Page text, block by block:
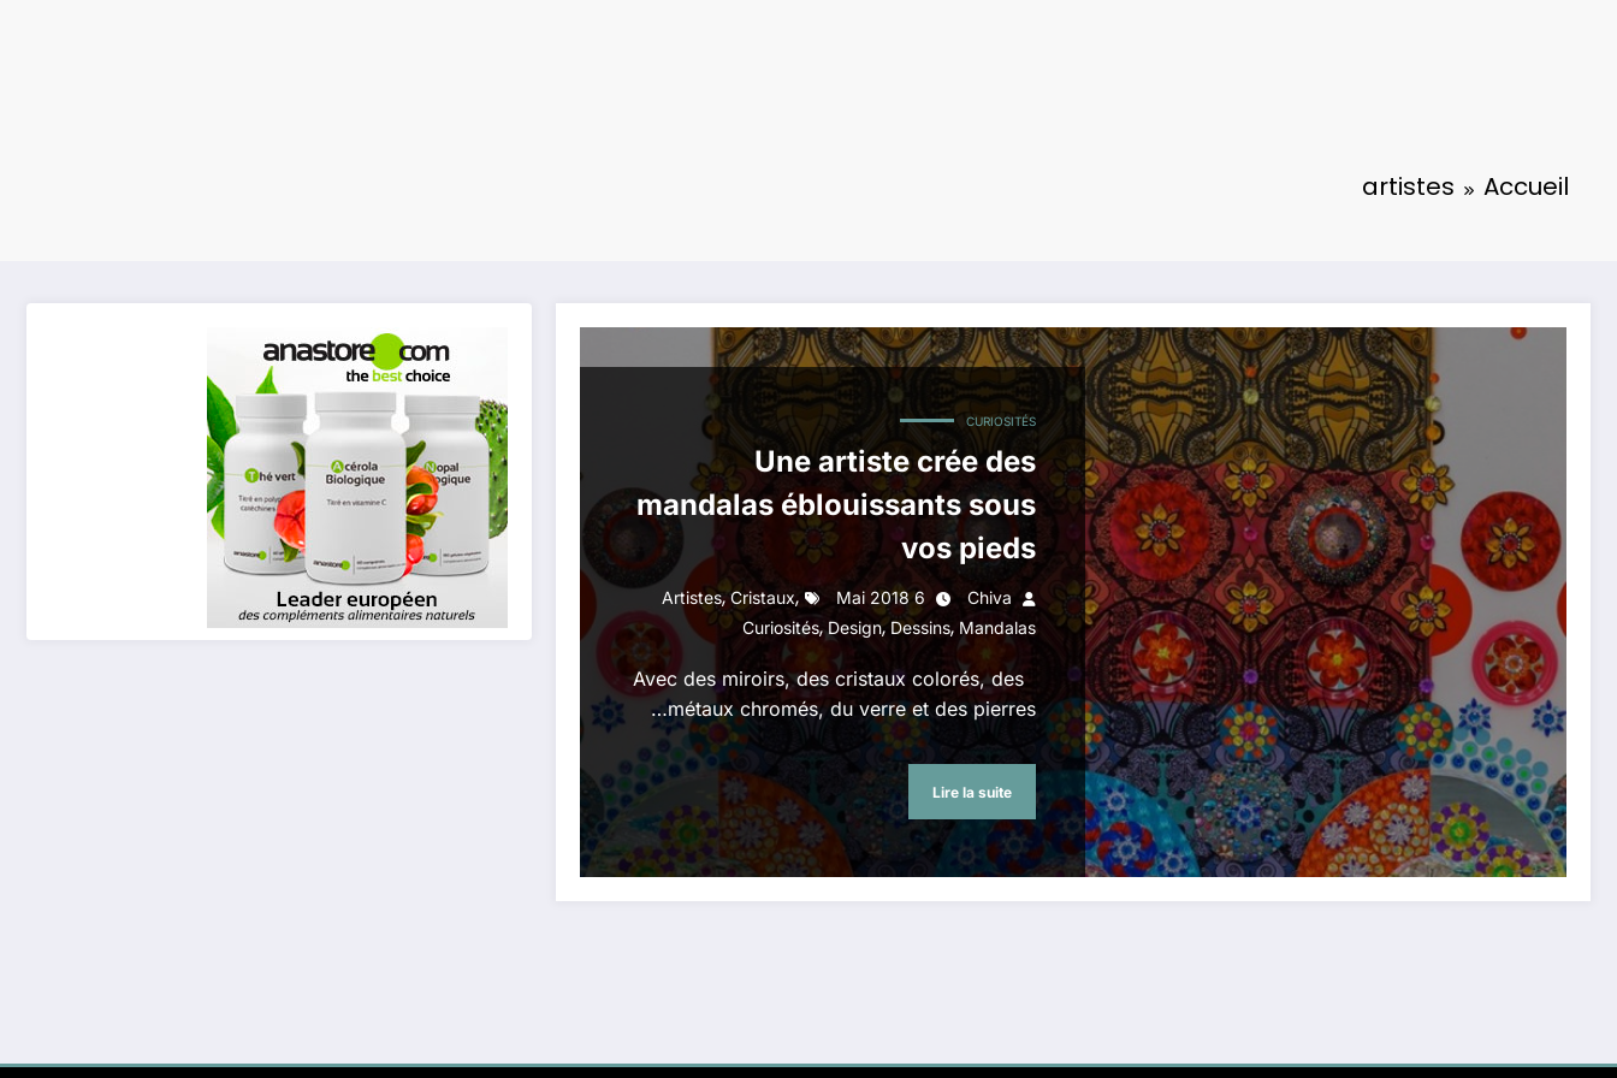
Accueil
artistes
CURIOSITÉS
Une artiste crée des
mandalas éblouissants sous
vos pieds
Chiva
6 Mai 2018
Artistes,Cristaux,
Curiosités,Design,Dessins, Mandalas
Avec des miroirs, des cristaux colorés, des
métaux chromés, du verre et des pierres…
Lire la suite